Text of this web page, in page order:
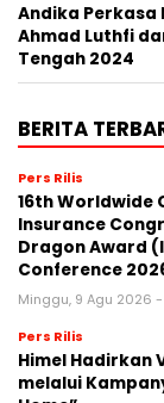
Andika
Ahmad Luthfi
Tengah 2024
BERITA
Pers Rilis
16th Worldwide
Insurance
Dragon Award
Conference
Minggu, 9 Agu 2026 -
Pers Rilis
Himel Hadirkan
melalui